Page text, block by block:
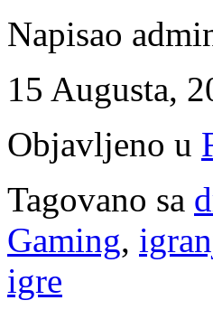
Napisao
15 Augusta,
Objavljeno u
Tagovano sa
Gaming,
igre